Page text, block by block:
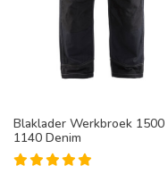
Blaklader Werkbroek 1500
1140 Denim